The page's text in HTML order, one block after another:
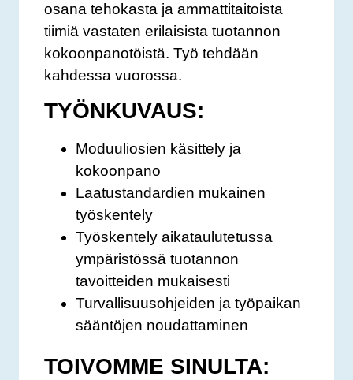
osana tehokasta ja ammattitaitoista
tiimiä vastaten erilaisista tuotannon
kokoonpanotöistä. Työ tehdään
kahdessa vuorossa.
TYÖNKUVAUS:
Moduuliosien käsittely ja
kokoonpano
Laatustandardien mukainen
työskentely
Työskentely aikataulutetussa
ympäristössä tuotannon
tavoitteiden mukaisesti
Turvallisuusohjeiden ja työpaikan
sääntöjen noudattaminen
TOIVOMME SINULTA: